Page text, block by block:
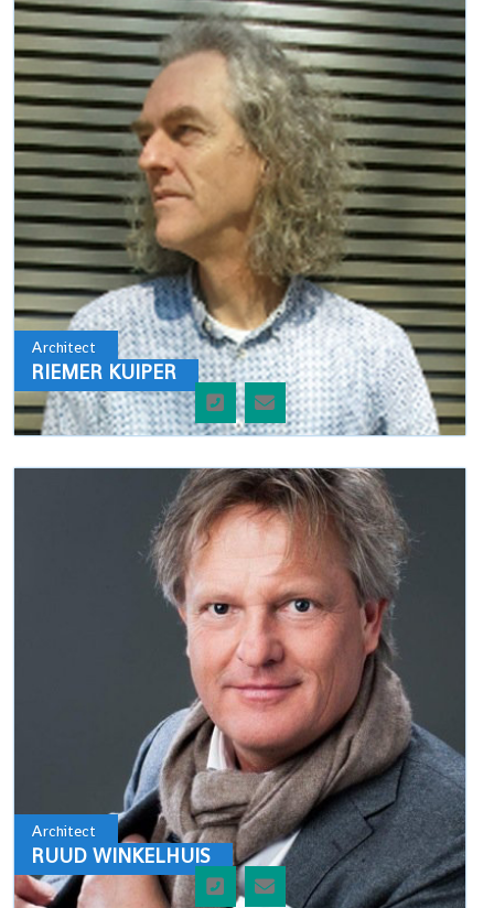
Architect
RIEMER KUIPER
Architect
RUUD WINKELHUIS